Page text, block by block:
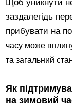
Щоб уникнути
заздалегідь
прибувати на
часу може
та загальний
Як
на зимовий